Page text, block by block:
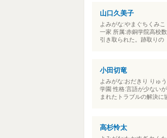
山口久美子
よみがな:やまぐちくみ
一家 所属:赤銅学院高校
引き取られた。跡取りの
小田切竜
よみがな:おだきり りゅ
学園 性格:言語が少ない
まれたトラブルの解決に
高杉怜太